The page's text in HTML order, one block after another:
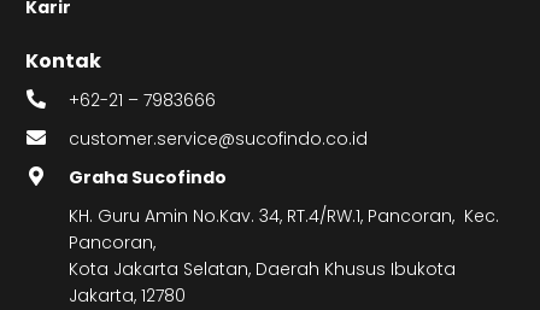
Karir
Kontak
+62-21 – 7983666
customer.service@sucofindo.co.id
Graha Sucofindo
KH. Guru Amin No.Kav. 34, RT.4/RW.1, Pancoran, Kec.
Pancoran,
Kota Jakarta Selatan, Daerah Khusus Ibukota
Jakarta, 12780